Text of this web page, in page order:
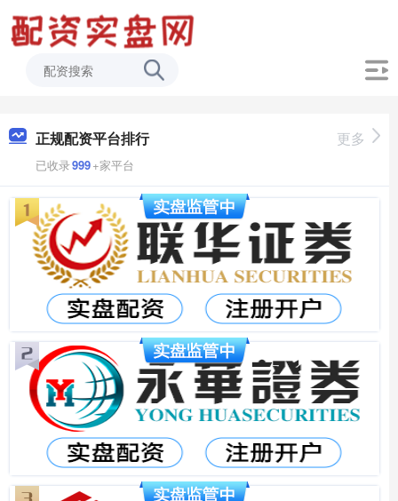
正规配资平台排行
已收录999+家平台
更多